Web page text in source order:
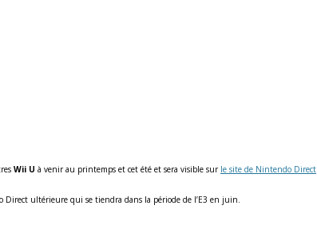
Wii U à venir au printemps et cet été et sera visible sur le site de Nintendo Direct
ultérieure qui se tiendra dans la période de l’E3 en juin.